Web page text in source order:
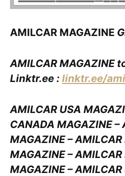
AMILCAR MAGAZINE
AMILCAR MAGAZINE
Linktr.ee : linktr.ee/
AMILCAR USA
CANADA MAGAZINE –
MAGAZINE –
MAGAZINE –
MAGAZINE –